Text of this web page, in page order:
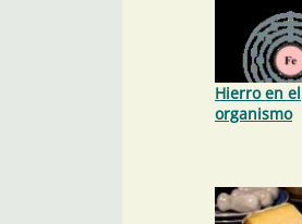
Hierro en el
organismo